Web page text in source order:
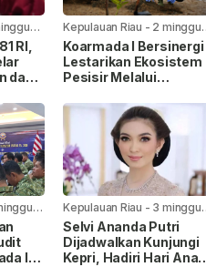
RI,
dan
Kepulauan Riau - 2 minggu
yang lalu
Koarmada I Bersinergi
Lestarikan Ekosistem
Pesisir Melalui
I,
Kepulauan Riau - 3 minggu
yang lalu
Selvi Ananda Putri
Dijadwalkan Kunjungi
Kepri, Hadiri Hari Anak